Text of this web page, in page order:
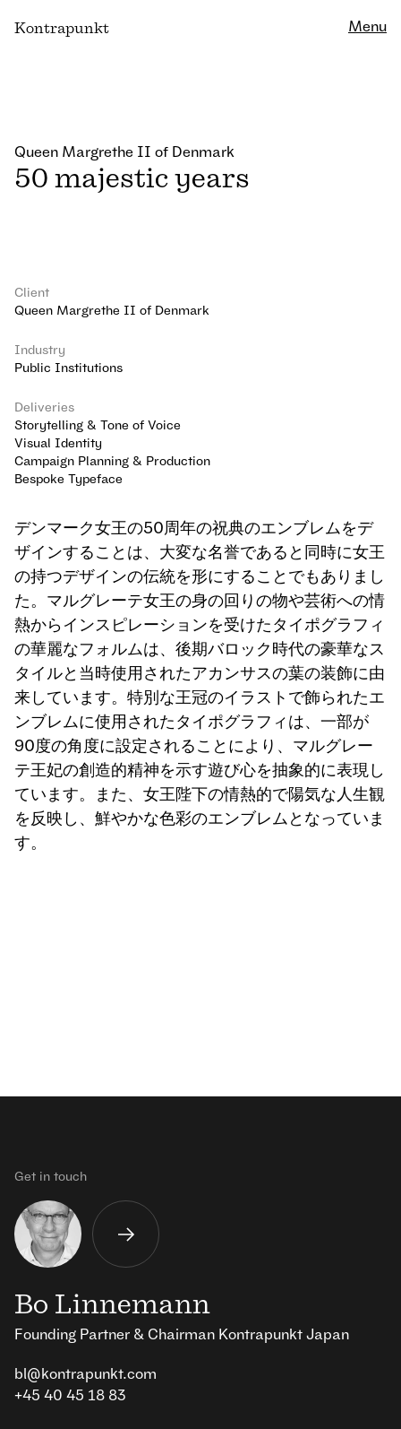
Kontrapunkt
Menu
Queen Margrethe II of Denmark
50 majestic years
Client
Queen Margrethe II of Denmark
Industry
Public Institutions
Deliveries
Storytelling & Tone of Voice
Visual Identity
Campaign Planning & Production
Bespoke Typeface
デンマーク女王の50周年の祝典のエンブレムをデ
ザインすることは、大変な名誉であると同時に女王
の持つデザインの伝統を形にすることでもありまし
た。マルグレーテ女王の身の回りの物や芸術への情
熱からインスピレーションを受けたタイポグラフィ
の華麗なフォルムは、後期バロック時代の豪華なス
タイルと当時使用されたアカンサスの葉の装飾に由
来しています。特別な王冠のイラストで飾られたエ
ンブレムに使用されたタイポグラフィは、一部が
90度の角度に設定されることにより、マルグレー
テ王妃の創造的精神を示す遊び心を抽象的に表現し
ています。また、女王陛下の情熱的で陽気な人生観
を反映し、鮮やかな色彩のエンブレムとなっていま
す。
Get in touch
Bo Linnemann
Founding Partner & Chairman Kontrapunkt Japan
bl@kontrapunkt.com
+45 40 45 18 83